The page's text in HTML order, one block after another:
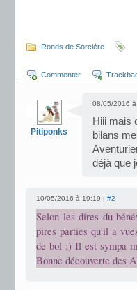
Ronds de Sorcière
Commenter
Pitiponks
08/05/2016
Hiii mais
bilans
déjà que
10/05/2016 à 19:19 | #2
Selon les dires du
pires parties qu'il a
de bol ;) Il est sympa
Bonne découverte des